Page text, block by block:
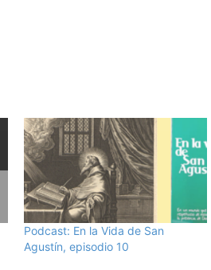
Podcast: En la Vida de San
Agustín, episodio 10